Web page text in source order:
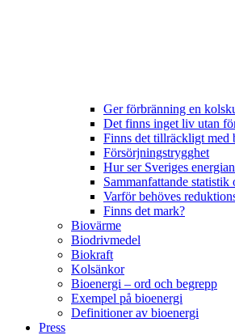
Ger förbränning en
Det finns inget liv utan
Finns det tillräckligt med
Försörjningstrygghet
Hur ser Sveriges
Sammanfattande statistik
Varför behöves
Finns det mark?
Biovärme
Biodrivmedel
Biokraft
Kolsänkor
Bioenergi – ord och begrepp
Exempel på bioenergi
Definitioner av bioenergi
Press